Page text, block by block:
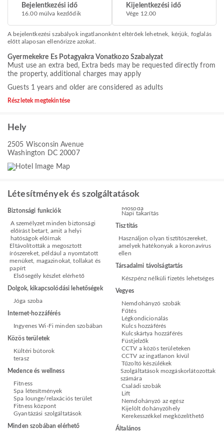
Bejelentkezési idő
16.00 múlva kezdődik
Kijelentkezési idő
Vége 12.00
A bejelentkezési szabályok ingatlanonként eltérőek lehetnek, kérjük, foglalás
előtt alaposan ellenőrizze azokat.
Gyermekekre Es Potagyakra Vonatkozo Szabalyzat
Must use an extra bed, Extra beds may be requested directly from
the property, additional charges may apply
Guests 1 years and older are considered as adults
Részletek megtekintése
Hely
2505 Wisconsin Avenue
Washington DC 20007
Létesítmények és szolgáltatások
Biztonsági funkciók
A személyzet minden biztonsági
előírást betart, amit a helyi
hatóságok előírnak
Eltávolították a megosztott
írószereket, például a nyomtatott
menüket, magazinokat, tollakat és
papírt
Elsősegély készlet elérhető
Dolgok, kikapcsolódási lehetőségek
Jóga szoba
Internet-hozzáférés
Ingyenes Wi-Fi minden szobában
Közös területek
Kültéri bútorok
terasz
Medence és wellness
Fitness
Spa létesítmények
Spa lounge/relaxációs terület
Fitness központ
Gyantázási szolgáltatások
Minden szobában elérhető
Mosoda
Napi takarítás
Tisztítás
Használjon olyan tisztítószereket,
amelyek hatékonyak a koronavírus
ellen
Társadalmi távolságtartás
Készpénz nélküli fizetés lehetséges
Vegyes
Nemdohányzó szobák
Fűtés
Légkondicionálás
Kulcs hozzáférés
Kulcskártya hozzáférés
Füstjelzők
CCTV a közös területeken
CCTV az ingatlanon kívül
Tűzoltó készülékek
Szolgáltatások mozgáskorlátozottak
számára
Családi szobák
Lift
Nemdohányzó az egész
Kijelölt dohányzóhely
Kerekesszékkel megközelíthető
Általános